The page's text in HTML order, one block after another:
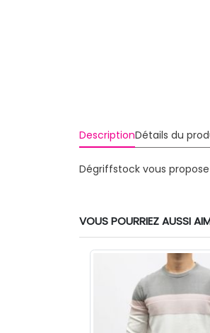
DescriptionDétails du
Dégriffstock vous
VOUS POURRIEZ AUSSI